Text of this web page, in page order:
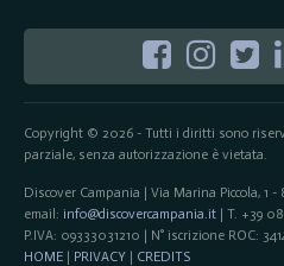
Copyright © 2026 - Tutti i diritti sono
parziale, senza autorizzazione è vietata.
Discover Campania | Via Marina Piccola, 1 -
email: info@discovercampania.it| T. +39
P.IVA: 09333031210 | N° iscrizione ROC:
HOME| PRIVACY | CREDITS